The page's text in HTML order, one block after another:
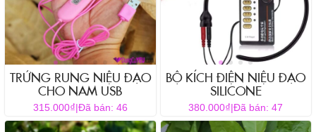
TRỨNG RUNG NIỆU ĐẠO
CHO NAM USB
315.000₫ Đã bán: 46
BỘ KÍCH ĐIỆN NIỆU ĐẠO
SILICONE
380.000₫ |Đã bán: 47